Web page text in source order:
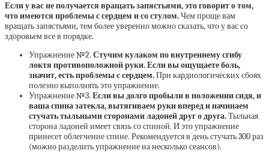
Если у вас не получается вращать запястьями, это говорит о том,
что имеются проблемы с сердцем и со стулом.Чем проще вам
вращать запястьями, тем более уверенно можно сказать, что у вас со
здоровьем все в порядке.
Упражнение №2. Стучим кулаком по внутреннему сгибу
локтя противоположной руки. Если вы ощущаете боль,
значит, есть проблемы с сердцем.При кардиологических сбоях
полезно выполнять это упражнение.
Упражнение №3. Если вы долго пробыли в положении сидя, и
ваша спина затекла, вытягиваем руки вперед и начинаем
стучать тыльными сторонами ладоней друг о друга.Тыльная
сторона ладоней имеет связь со спиной. И это упражнение
принесет облегчение спине. Рекомендуется в день стучать 300 раз
(можно разделить упражнение на несколько сеансов).